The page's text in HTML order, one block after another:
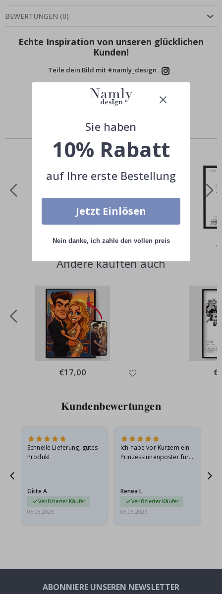
BEWERTUNGEN (0)
Echte Inspiration von unseren glücklichen
Kunden!
Teile dein Bild mit #namly_design
Special
€9,00
Andere kauften auch
Special
Price
€17,00
Kundenbewertungen
Schnelle Lieferung, gutes
Produkt
Gitte A
Verifizierter Käufer
06.08.2026
Ich habe vor Kurzem ein
Prinzessinnenposter für
beschädigt…
Renea L
Verifizierter Käufer
05.08.2026
ABONNIERE UNSEREN NEWSLETTER
Sie haben
10% Rabatt
auf Ihre erste Bestellung
Jetzt Einlösen
Nein danke, ich zahle den vollen preis